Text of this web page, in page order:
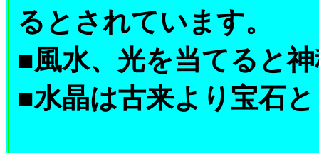
るとされています。
■風水、光を当てると
■水晶は古来より宝石